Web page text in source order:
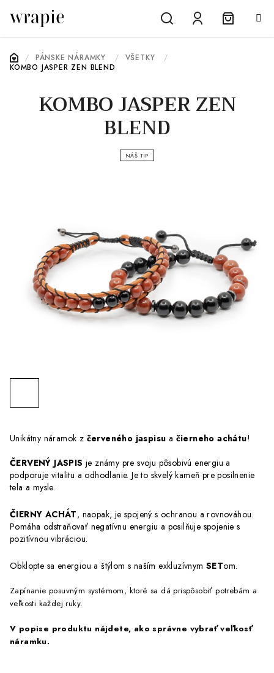
HľadaťPrihlásenieNákupný
DOMOV
/ PÁNSKE NÁRAMKY / VŠETKY
/
KOMBO JASPER ZEN BLEND
Unikátny náramok z červeného jaspisu a čierneho achátu!
ČERVENÝ JASPIS je známy pre svoju pôsobivú energiu a
podporuje vitalitu a odhodlanie. Je to skvelý kameň pre posilnenie
tela a mysle.
ČIERNY ACHÁT, naopak, je spojený s ochranou a rovnováhou.
Pomáha odstraňovať negatívnu energiu a posilňuje spojenie s
pozitívnou vibráciou.
Obklopte sa energiou a štýlom s naším exkluzívnym SETom.
Zapínanie posuvným systémom, ktoré sa dá prispôsobiť potrebám a
veľkosti každej ruky.
V popise produktu nájdete, ako správne vybrať veľkosť
náramku.
KOMBO JASPER ZEN
BLEND
NÁŠ TIP